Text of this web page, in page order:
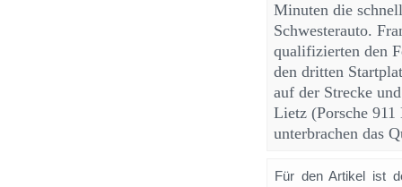
Minuten die
Schwesterauto.
qualifizierten den
den dritten
auf der Strecke
Lietz (Porsche
unterbrachen das
Für den Artikel ist